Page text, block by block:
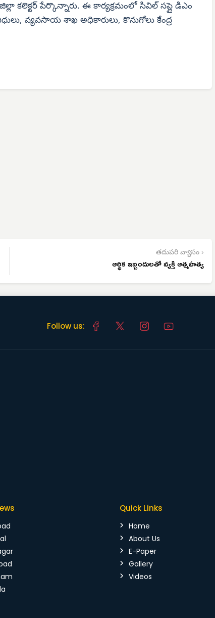
పేర్కొన్నారు. ఈ కార్యక్రమంలో సివిల్ సప్లై డిఎం
వ్యవసాయ శాఖ అధికారులు, కొనుగోలు కేంద్ర
తదుపరి వ్యాసం ›
ఆర్థిక ఇబ్బందులతో వ్యక్తి ఆత్మహత్య
Follow us:
Quick Links
Home
About Us
E-Paper
Gallery
Videos